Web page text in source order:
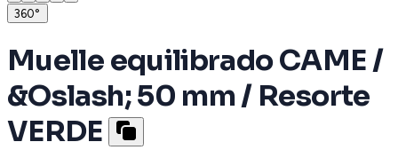
360°
Muelle equilibrado CAME /
&Oslash; 50 mm / Resorte
VERDE